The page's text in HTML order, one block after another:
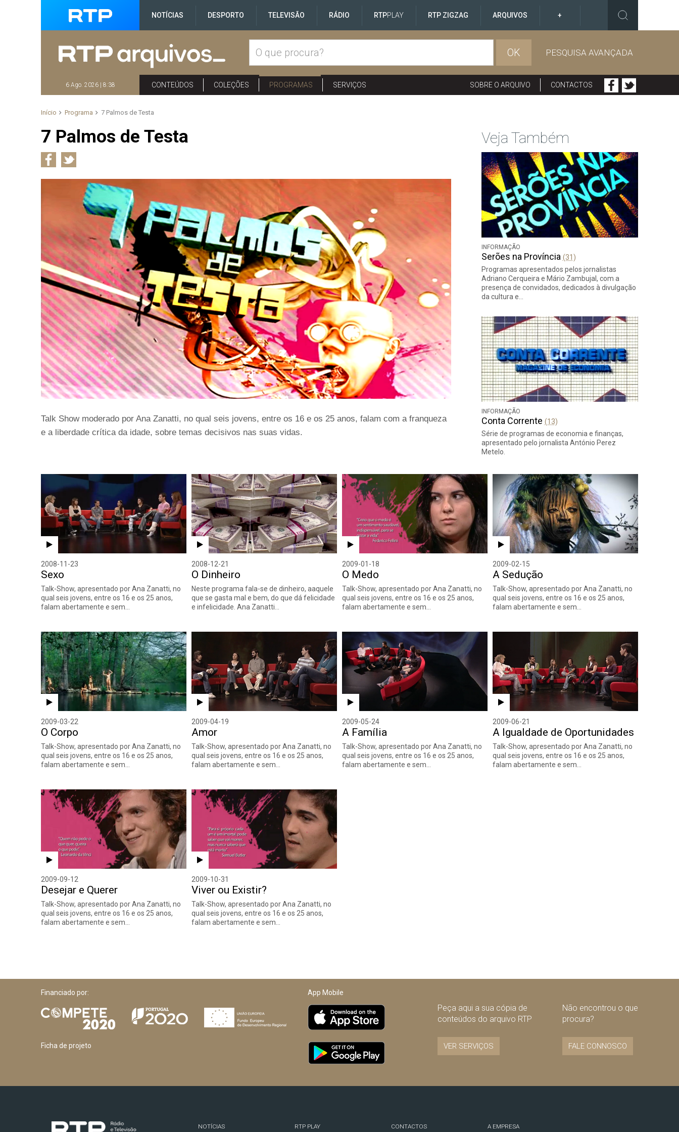
NOTÍCIAS DESPORTO TELEVISÃO RÁDIO RTPPLAY RTP ZIGZAG ARQUIVOS +
OK PESQUISA AVANÇADA
6 Ago. 2026 | 8:38 CONTEÚDOS COLEÇÕES PROGRAMAS SERVIÇOS SOBRE O ARQUIVO CONTACTOS
Início Programa 7 Palmos de Testa
7 Palmos de Testa
Talk Show moderado por Ana Zanatti, no qual seis jovens, entre os 16 e os 25 anos, falam com a franqueza
e a liberdade crítica da idade, sobre temas decisivos nas suas vidas.
2008-11-23
Sexo
Talk-Show, apresentado por Ana Zanatti, no
qual seis jovens, entre os 16 e os 25 anos,
falam abertamente e sem…
2008-12-21
O Dinheiro
Neste programa fala-se de dinheiro, aaquele
que se gasta mal e bem, do que dá felicidade
e infelicidade. Ana Zanatti…
2009-01-18
O Medo
Talk-Show, apresentado por Ana Zanatti, no
qual seis jovens, entre os 16 e os 25 anos,
falam abertamente e sem…
2009-02-15
A Sedução
Talk-Show, apresentado por Ana Zanatti, no
qual seis jovens, entre os 16 e os 25 anos,
falam abertamente e sem…
2009-03-22
O Corpo
Talk-Show, apresentado por Ana Zanatti, no
qual seis jovens, entre os 16 e os 25 anos,
falam abertamente e sem…
2009-04-19
Amor
Talk-Show, apresentado por Ana Zanatti, no
qual seis jovens, entre os 16 e os 25 anos,
falam abertamente e sem…
2009-05-24
A Família
Talk-Show, apresentado por Ana Zanatti, no
qual seis jovens, entre os 16 e os 25 anos,
falam abertamente e sem…
2009-06-21
A Igualdade de Oportunidades
Talk-Show, apresentado por Ana Zanatti, no
qual seis jovens, entre os 16 e os 25 anos,
falam abertamente e sem…
2009-09-12
Desejar e Querer
Talk-Show, apresentado por Ana Zanatti, no
qual seis jovens, entre os 16 e os 25 anos,
falam abertamente e sem…
2009-10-31
Viver ou Existir?
Talk-Show, apresentado por Ana Zanatti, no
qual seis jovens, entre os 16 e os 25 anos,
falam abertamente e sem…
Veja Também
INFORMAÇÃO
Serões na Província (31)
Programas apresentados pelos jornalistas
Adriano Cerqueira e Mário Zambujal, com a
presença de convidados, dedicados à divulgação
da cultura e…
INFORMAÇÃO
Conta Corrente (13)
Série de programas de economia e finanças,
apresentado pelo jornalista António Perez
Metelo.
Financiado por:
Ficha de projeto
App Mobile
Peça aqui a sua cópia de
conteúdos do arquivo RTP
VER SERVIÇOS
Não encontrou o que
procura?
FALE CONNOSCO
NOTÍCIAS RTP PLAY CONTACTOS A EMPRESA